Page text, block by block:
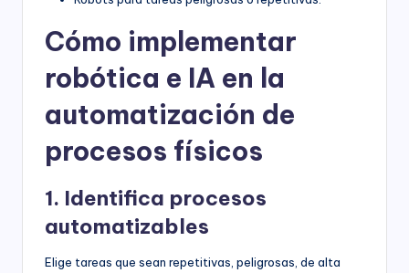
Cómo implementar
robótica e IA en la
automatización de
procesos físicos
1. Identifica procesos
automatizables
Elige tareas que sean repetitivas, peligrosas, de alta